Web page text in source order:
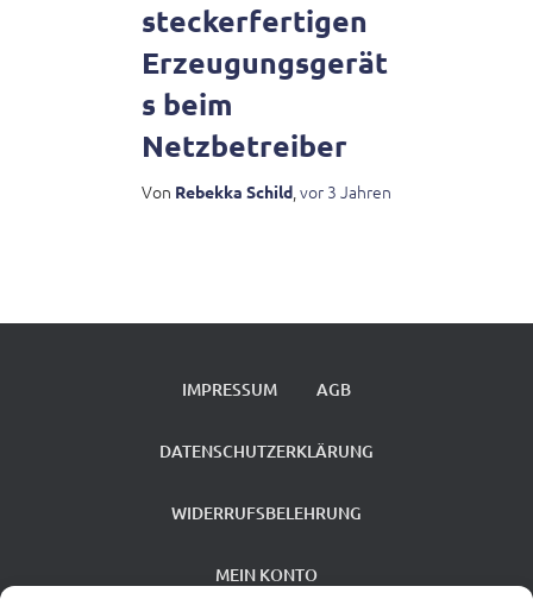
steckerfertigen
Erzeugungsgerät
s beim
Netzbetreiber
Von Rebekka Schild,vor 3 Jahren
IMPRESSUM AGB
DATENSCHUTZERKLÄRUNG
WIDERRUFSBELEHRUNG
MEIN KONTO